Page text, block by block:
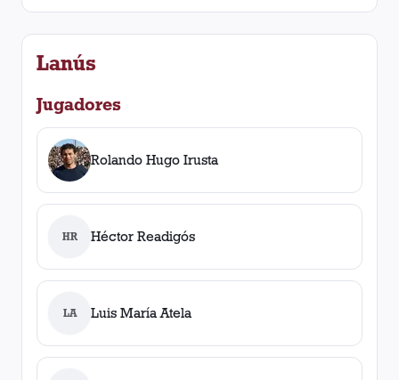
Lanús
Jugadores
Rolando Hugo Irusta
HR Héctor Readigós
LA Luis María Atela